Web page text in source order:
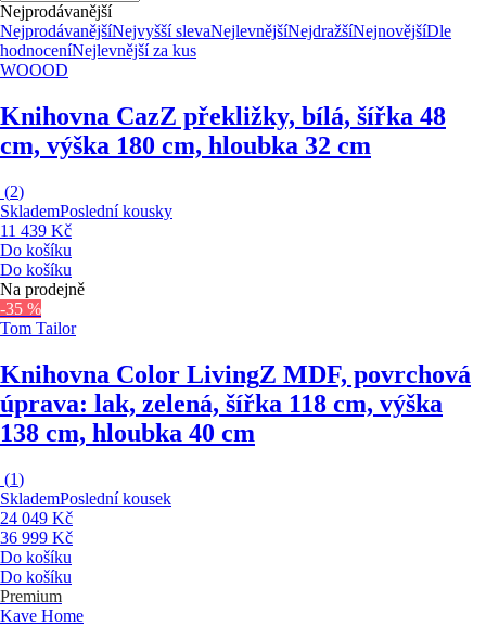
Nejprodávanější
NejprodávanějšíNejvyšší slevaNejlevnějšíNejdražšíNejnovějšíDle
hodnoceníNejlevnější za kus
WOOOD
Knihovna CazZ překližky, bílá, šířka 48
cm, výška 180 cm, hloubka 32 cm
(2)
SklademPoslední kousky
11 439 Kč
Do košíku
Do košíku
Na prodejně
-35 %
Tom Tailor
Knihovna Color LivingZ MDF, povrchová
úprava: lak, zelená, šířka 118 cm, výška
138 cm, hloubka 40 cm
(1)
SklademPoslední kousek
24 049 Kč
36 999 Kč
Do košíku
Do košíku
Premium
Kave Home